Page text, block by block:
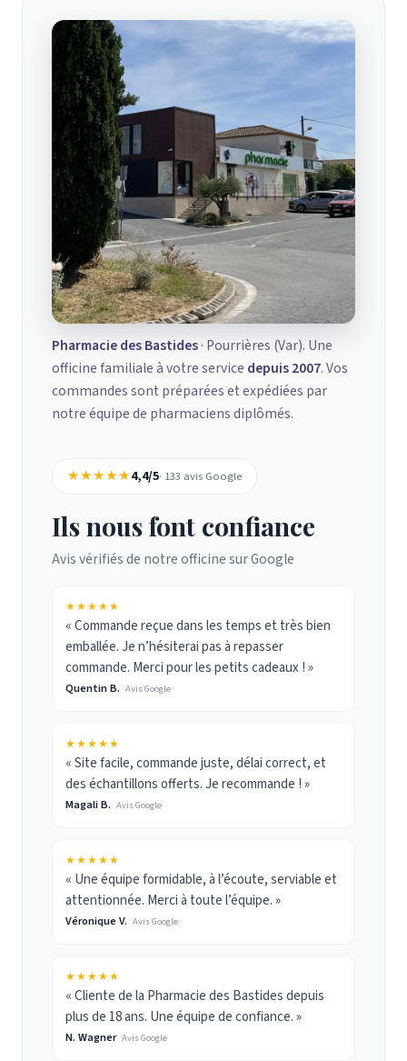
Pharmacie des Bastides· Pourrières (Var). Une
officine familiale à votre service depuis 2007. Vos
commandes sont préparées et expédiées par
notre équipe de pharmaciens diplômés.
★★★★★4,4/5· 133 avis Google
Ils nous font confiance
Avis vérifiés de notre officine sur Google
★★★★★
« Commande reçue dans les temps et très bien
emballée. Je n’hésiterai pas à repasser
commande. Merci pour les petits cadeaux ! »
Quentin B. Avis Google
★★★★★
« Site facile, commande juste, délai correct, et
des échantillons offerts. Je recommande ! »
Magali B. Avis Google
★★★★★
« Une équipe formidable, à l’écoute, serviable et
attentionnée. Merci à toute l’équipe. »
Véronique V. Avis Google
★★★★★
« Cliente de la Pharmacie des Bastides depuis
plus de 18 ans. Une équipe de confiance. »
N. Wagner Avis Google